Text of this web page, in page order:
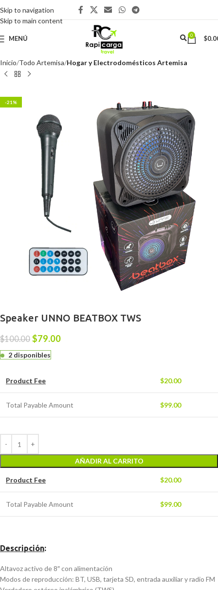
Skip to navigation
Skip to main content
MENÚ 0 $
Inicio Todo Artemisa Hogar y Electrodomésticos Artemisa
-21%
Speaker UNNO BEATBOX TWS
$100.00 $79.00
2 disponibles
Product Fee $20.00
Total Payable Amount $99.00
AÑADIR AL CARRITO
Product Fee $20.00
Total Payable Amount $99.00
Descripción:
Altavoz activo de 8″ con alimentación
Modos de reproducción: BT, USB, tarjeta SD, entrada auxiliar y radio FM